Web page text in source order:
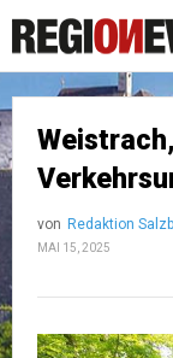
von Redaktion
MAI 15, 2025